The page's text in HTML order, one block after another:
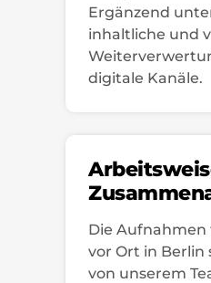
Ergänzend
inhaltliche und
digitale Kanäle.
Die
vor Ort in
von unserem